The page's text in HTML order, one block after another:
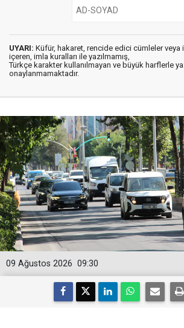
UYARI: Küfür, hakaret, rencide edici cümleler veya
içeren, imla kuralları ile yazılmamış,
Türkçe karakter kullanılmayan ve büyük harflerle
onaylanmamaktadır.
09:30
09 Ağustos 2026